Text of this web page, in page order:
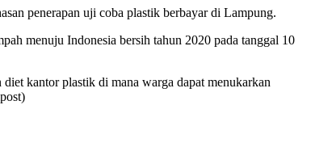
penerapan uji coba plastik berbayar di Lampung.
menuju Indonesia bersih tahun 2020 pada tanggal 10
kantor plastik di mana warga dapat menukarkan